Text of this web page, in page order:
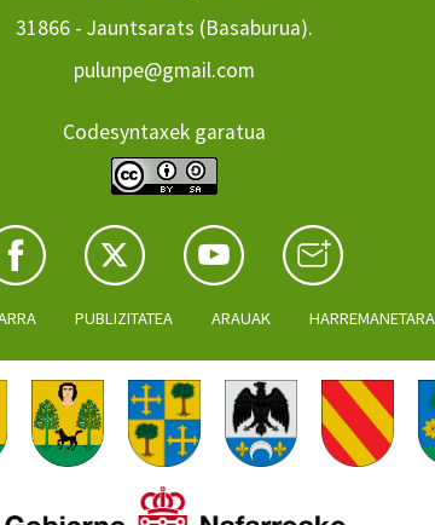
31866 - Jauntsarats (Basaburua).
pulunpe@gmail.com
Codesyntaxek garatua
PUBLIZITATEA ARAUAK